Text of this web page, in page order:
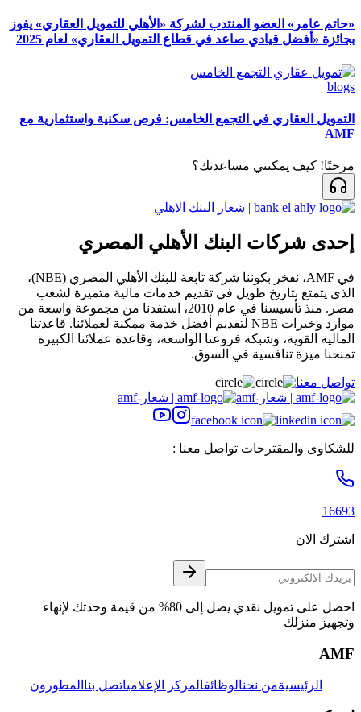
«حاتم عامر» العضو المنتدب لشركة «الأهلي للتمويل العقاري» يفوز
بجائزة «أفضل قيادي صاعد في قطاع التمويل العقاري» لعام 2025
blogs
التمويل العقاري في التجمع الخامس: فرص سكنية واستثمارية مع
AMF
مرحبًا! كيف يمكنني مساعدتك؟
إحدى شركات البنك الأهلي المصري
في AMF، نفخر بكوننا شركة تابعة للبنك الأهلي المصري (NBE)،
الذي يتمتع بتاريخ طويل في تقديم خدمات مالية متميزة لشعب
مصر. منذ تأسيسنا في عام 2010، استفدنا من مجموعة واسعة من
موارد وخبرات NBE لتقديم أفضل خدمة ممكنة لعملائنا. قاعدتنا
المالية القوية، وشبكة فروعنا الواسعة، وقاعدة عملائنا الكبيرة
تمنحنا ميزة تنافسية في السوق.
تواصل معنا
للشكاوى والمقترحات تواصل معنا :
16693
اشترك الان
احصل على تمويل نقدي يصل إلى 80% من قيمة وحدتك لإنهاء
وتجهيز منزلك
AMF
الرئيسيةمن نحنالوظائفالمركز الإعلامياتصل بنا المطورون